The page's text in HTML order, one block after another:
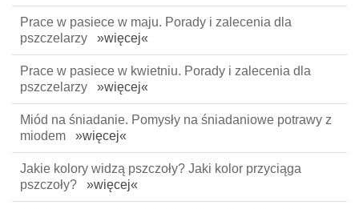
Prace w pasiece w maju. Porady i zalecenia dla
pszczelarzy »więcej«
Prace w pasiece w kwietniu. Porady i zalecenia dla
pszczelarzy »więcej«
Miód na śniadanie. Pomysły na śniadaniowe potrawy z
miodem »więcej«
Jakie kolory widzą pszczoły? Jaki kolor przyciąga
pszczoły? »więcej«